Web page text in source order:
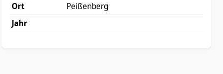
Ort
Peißenberg
Jahr